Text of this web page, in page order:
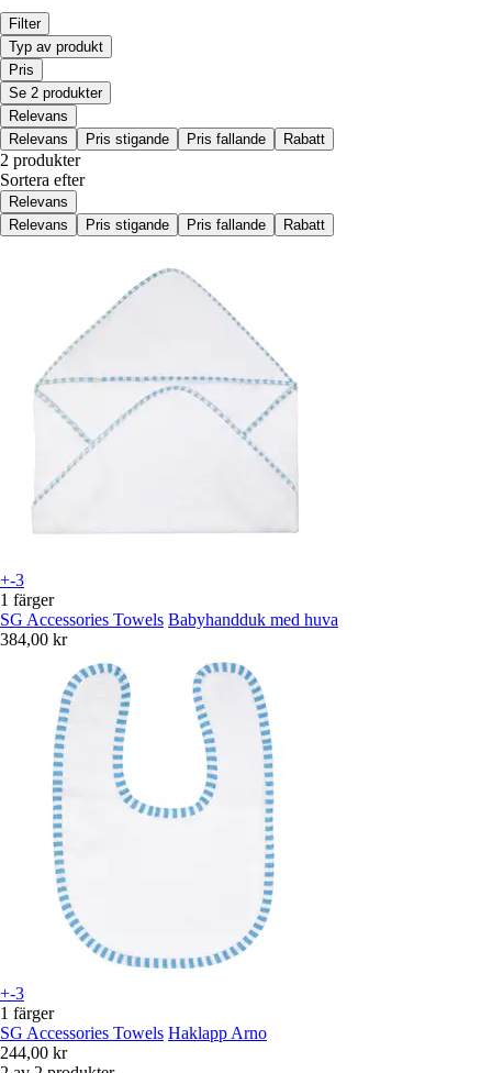
Filter
Typ av produkt
Pris
Se 2 produkter
Relevans
Relevans
Pris stigande Pris fallande Rabatt
2 produkter
Sortera efter
Relevans
Relevans
Pris stigande Pris fallande Rabatt
+-3
1 färger
SG Accessories Towels Babyhandduk med huva
384,00 kr
+-3
1 färger
SG Accessories Towels Haklapp Arno
244,00 kr